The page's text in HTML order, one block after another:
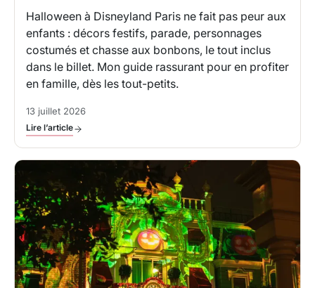
Halloween à Disneyland Paris ne fait pas peur aux
enfants : décors festifs, parade, personnages
costumés et chasse aux bonbons, le tout inclus
dans le billet. Mon guide rassurant pour en profiter
en famille, dès les tout-petits.
13 juillet 2026
Lire l’article